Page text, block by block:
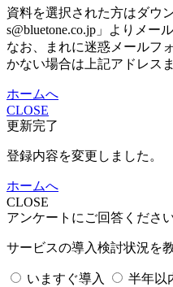
資料を選択された方はダウ
s@bluetone.co.jp」よりメー
なお、まれに迷惑メールフ
かない場合は上記アドレス
ホームへ
CLOSE
更新完了
登録内容を変更しました。
ホームへ
CLOSE
アンケートにご回答ください
サービスの導入検討状況を
いますぐ導入 半年以